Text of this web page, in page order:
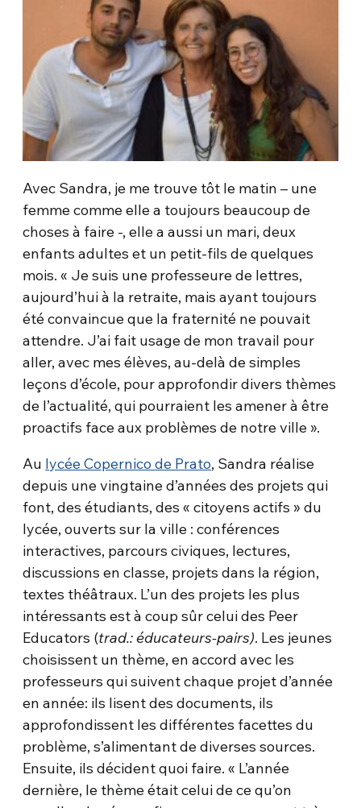
Avec Sandra, je me trouve tôt le matin – une
femme comme elle a toujours beaucoup de
choses à faire -, elle a aussi un mari, deux
enfants adultes et un petit-fils de quelques
mois. « Je suis une professeure de lettres,
aujourd’hui à la retraite, mais ayant toujours
été convaincue que la fraternité ne pouvait
attendre. J’ai fait usage de mon travail pour
aller, avec mes élèves, au-delà de simples
leçons d’école, pour approfondir divers thèmes
de l’actualité, qui pourraient les amener à être
proactifs face aux problèmes de notre ville ».
Au lycée Copernico de Prato, Sandra réalise
depuis une vingtaine d’années des projets qui
font, des étudiants, des « citoyens actifs » du
lycée, ouverts sur la ville : conférences
interactives, parcours civiques, lectures,
discussions en classe, projets dans la région,
textes théâtraux. L’un des projets les plus
intéressants est à coup sûr celui des Peer
Educators (trad.: éducateurs-pairs). Les jeunes
choisissent un thème, en accord avec les
professeurs qui suivent chaque projet d’année
en année: ils lisent des documents, ils
approfondissent les différentes facettes du
problème, s’alimentant de diverses sources.
Ensuite, ils décident quoi faire. « L’année
dernière, le thème était celui de ce qu’on